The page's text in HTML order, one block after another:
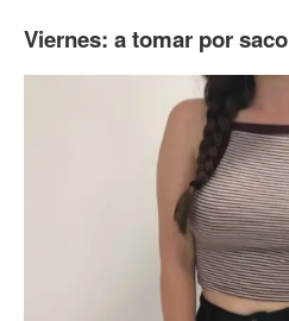
Viernes: a tomar por saco